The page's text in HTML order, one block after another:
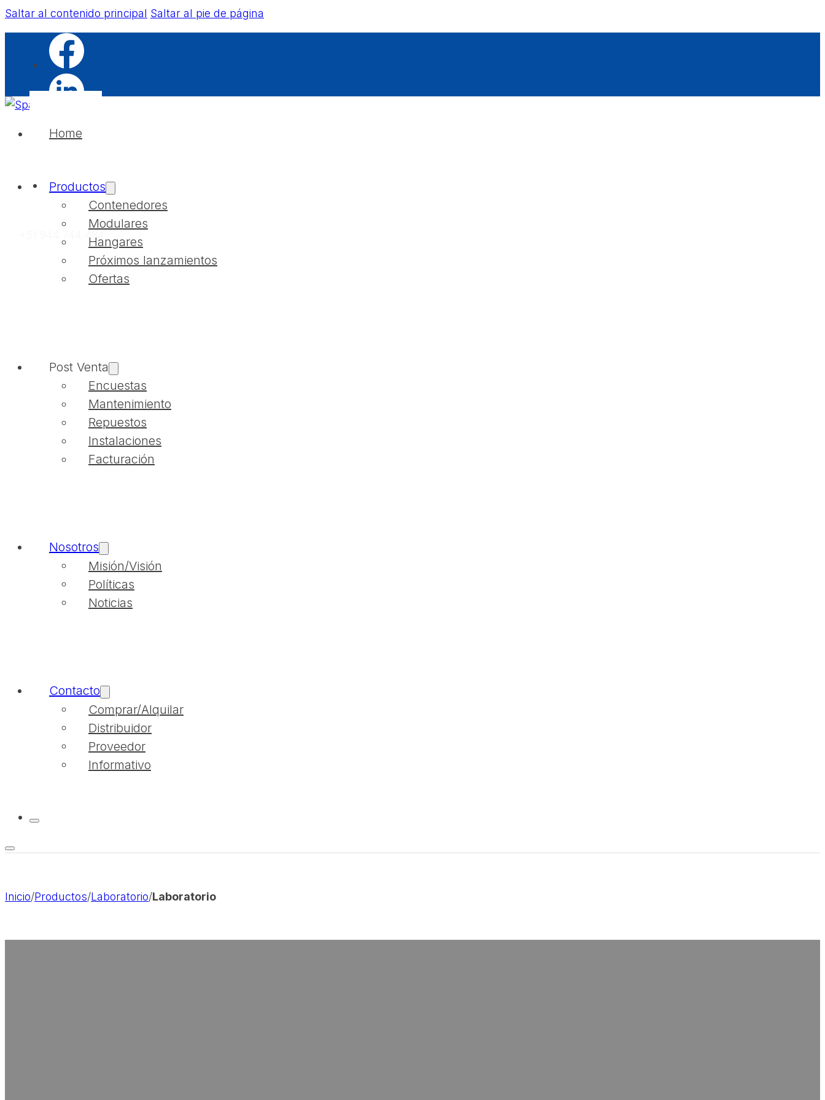
Saltar al contenido principal Saltar al pie de página
+51 944 744 484
Home
Productos
Contenedores
Modulares
Hangares
Próximos lanzamientos
Ofertas
Post Venta
Encuestas
Mantenimiento
Repuestos
Instalaciones
Facturación
Nosotros
Misión/Visión
Políticas
Noticias
Contacto
Comprar/Alquilar
Distribuidor
Proveedor
Informativo
Inicio/Productos/Laboratorio/Laboratorio